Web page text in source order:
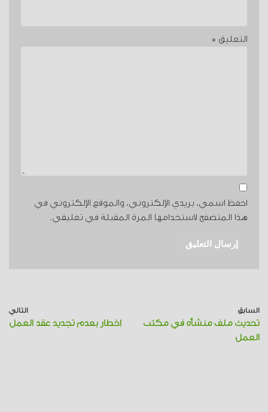
التعليق *
احفظ اسمي، بريدي الإلكتروني، والموقع الإلكتروني في
هذا المتصفح لاستخدامها المرة المقبلة في تعليقي.
السابق
تحديث ملف منشأة في مكتب
العمل
التالي
إخطار بعدم تجديد عقد العمل